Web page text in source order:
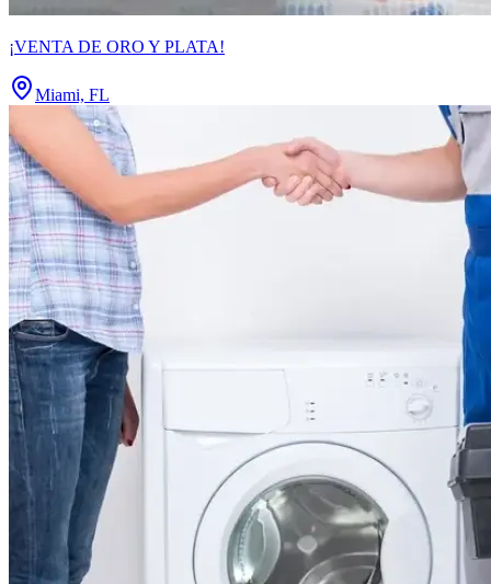
¡VENTA DE ORO Y PLATA!
Miami, FL